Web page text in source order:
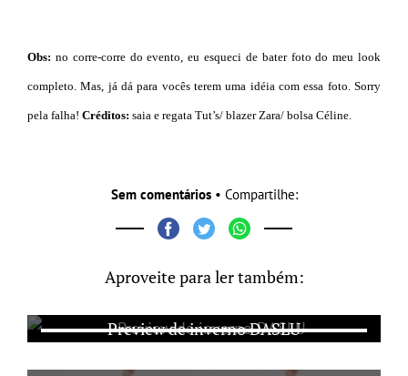
Obs: no corre-corre do evento, eu esqueci de bater foto do meu look
completo. Mas, já dá para vocês terem uma idéia com essa foto. Sorry
pela falha! Créditos: saia e regata Tut’s/ blazer Zara/ bolsa Céline.
Sem comentários• Compartilhe:
Aproveite para ler também:
Preview de inverno DASLU